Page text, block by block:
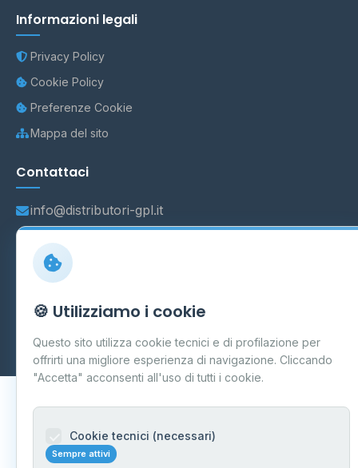
Informazioni legali
Privacy Policy
Cookie Policy
Preferenze Cookie
Mappa del sito
Contattaci
info@distributori-gpl.it
Carpi P.IVA 03859300364
Dati forniti da Ministero delle Imprese e del Made in Italy
Aggiornamento quotidiano
🍪 Utilizziamo i cookie
Questo sito utilizza cookie tecnici e di profilazione per
offrirti una migliore esperienza di navigazione. Cliccando
"Accetta" acconsenti all'uso di tutti i cookie.
Cookie tecnici (necessari)
Sempre attivi